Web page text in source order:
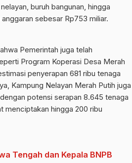
buruh bangunan, hingga
sebesar Rp753 miliar.
Pemerintah juga telah
Program Koperasi Desa Merah
penyerapan 681 ribu tenaga
Kampung Nelayan Merah Putih juga
potensi serapan 8.645 tenaga
menciptakan hingga 200 ribu
Tengah dan Kepala BNPB